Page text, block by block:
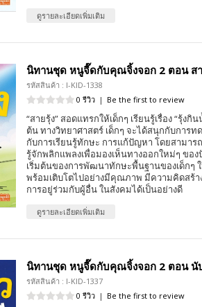
ดูรายละเอียดเพิ่มเติม
นิทานชุด หนูจี๊ดกับคุณจิ้งจอก 2 ตอน ส
รหัสสินค้า : I-KID-1338
0 รีวิว | Be the first to review
“สายรุ้ง” สอดแทรกให้เด็กๆ เรียนรู้เรื่อง “รุ้งกิ
ต้น ทางวิทยาศาสตร์ เด็กๆ จะได้สนุกกับการท
กับการเรียนรู้ทักษะ การแก้ปัญหา โดยสามา
รู้จักพลิกแพลงเพื่อมองเห็นทางออกใหม่ๆ ขอ
เริ่มต้นของการพัฒนาทักษะพื้นฐานของเด็กๆ
พร้อมเติบโตไปอย่างมีคุณภาพ มีความคิดสร้
การอยู่ร่วมกับผู้อื่น ในสังคมได้เป็นอย่างดี
ดูรายละเอียดเพิ่มเติม
นิทานชุด หนูจี๊ดกับคุณจิ้งจอก 2 ตอน นั
รหัสสินค้า : I-KID-1337
0 รีวิว | Be the first to review